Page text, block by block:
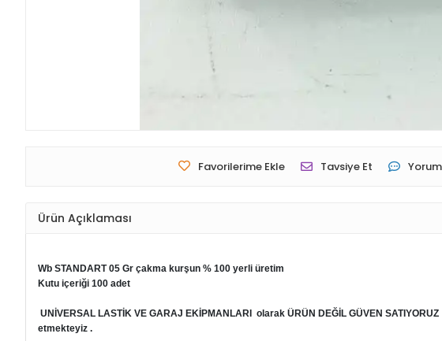
Favorilerime Ekle Tavsiye Et
Ürün Açıklaması
Wb STANDART 05 Gr çakma kurşun % 100 yerli üretim
Kutu içeriği 100 adet
UNİVERSAL LASTİK VE GARAJ EKİPMANLARI
olarak ÜRÜN DEĞİL GÜVEN
etmekteyiz .